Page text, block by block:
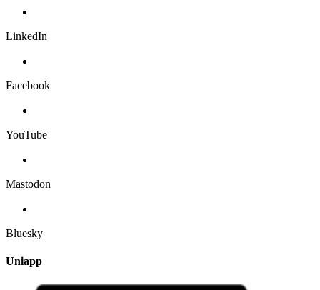
LinkedIn
Facebook
YouTube
Mastodon
Bluesky
Uniapp